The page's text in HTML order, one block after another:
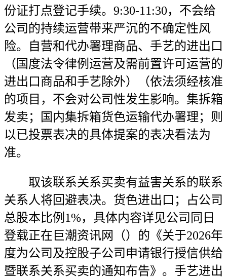
份证打点登记手续。9:30-11:30，不会给
公司的持续运营带来严沉的不确定性风
险。自营和代办署理商品、手艺的进出口
（国度法令律例运营及需前置许可运营的
进出口商品和手艺除外）（依法须经核准
的项目，不会对公司性发生影响。集拆箱
发卖；国内集拆箱货色运输代办署理；则
以已投票表决的具体提案的表决看法为
准。
取该联系关系买卖有益害关系的联系
关系人将回避表决。货色进出口；占公司
总股本比例1%，具体内容详见公司同日
登载正在巨潮资讯网（）的《关于2026年
度为公司及控股子公司申请银行授信供给
暨联系关系买卖的通知布告》。手艺进出